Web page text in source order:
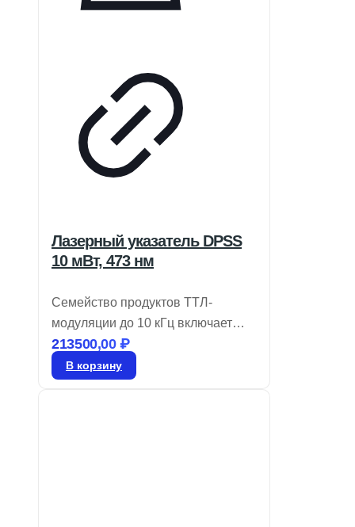
Лазерный указатель DPSS
10 мВт, 473 нм
Семейство продуктов ТТЛ-
модуляции до 10 кГц включает
лазеры DPSS, работающие в
поперечном режиме TEM00 и
213500,00₽
В корзину